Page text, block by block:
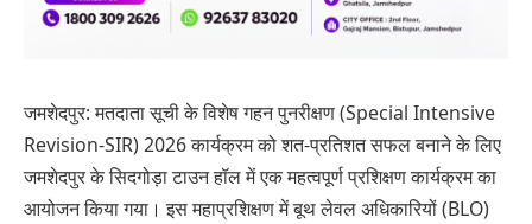
जमशेदपुर: मतदाता सूची के विशेष गहन पुनरीक्षण (Special Intensive
Revision-SIR) 2026 कार्यक्रम को शत-प्रतिशत सफल बनाने के लिए
जमशेदपुर के सिदगोड़ा टाउन हॉल में एक महत्वपूर्ण प्रशिक्षण कार्यक्रम का
आयोजन किया गया। इस महाप्रशिक्षण में बूथ लेवल अधिकारियों (BLO)